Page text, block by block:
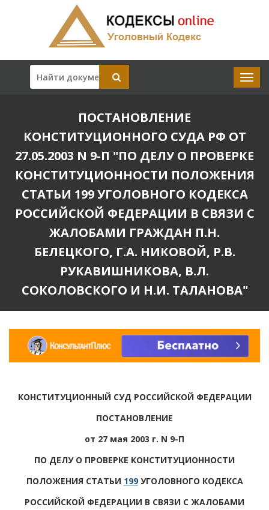
ПОСТАНОВЛЕНИЕ
КОНСТИТУЦИОННОГО СУДА РФ ОТ
27.05.2003 N 9-П "ПО ДЕЛУ О ПРОВЕРКЕ
КОНСТИТУЦИОННОСТИ ПОЛОЖЕНИЯ
СТАТЬИ 199 УГОЛОВНОГО КОДЕКСА
РОССИЙСКОЙ ФЕДЕРАЦИИ В СВЯЗИ С
ЖАЛОБАМИ ГРАЖДАН П.Н.
БЕЛЕЦКОГО, Г.А. НИКОВОЙ, Р.В.
РУКАВИШНИКОВА, В.Л.
СОКОЛОВСКОГО И Н.И. ТАЛАНОВА"
КОНСТИТУЦИОННЫЙ СУД РОССИЙСКОЙ ФЕДЕРАЦИИ
ПОСТАНОВЛЕНИЕ
от 27 мая 2003 г. N 9-П
ПО ДЕЛУ О ПРОВЕРКЕ КОНСТИТУЦИОННОСТИ
ПОЛОЖЕНИЯ СТАТЬИ 199УГОЛОВНОГО КОДЕКСА
РОССИЙСКОЙ ФЕДЕРАЦИИ В СВЯЗИ С ЖАЛОБАМИ